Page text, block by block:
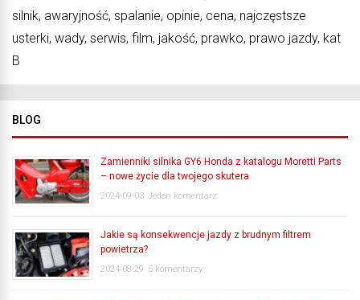
silnik, awaryjność, spalanie, opinie, cena, najczęstsze
usterki, wady, serwis, film, jakość, prawko, prawo jazdy, kat
B
BLOG
Zamienniki silnika GY6 Honda z katalogu Moretti Parts
– nowe życie dla twojego skutera
2024-09-03 Jeden komentarz
Jakie są konsekwencje jazdy z brudnym filtrem
powietrza?
2024-08-29 5 komentarzy